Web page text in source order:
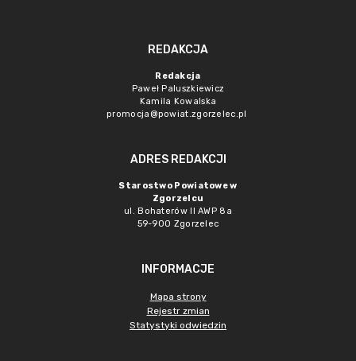
REDAKCJA
Redakcja
Paweł Paluszkiewicz
Kamila Kowalska
promocja@powiat.zgorzelec.pl
ADRES REDAKCJI
Starostwo Powiatowe w
Zgorzelcu
ul. Bohaterów II AWP 8a
59-900 Zgorzelec
INFORMACJE
Mapa strony
Rejestr zmian
Statystyki odwiedzin